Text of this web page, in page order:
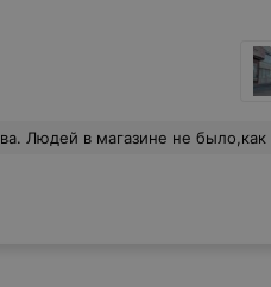
кровяную колбасу вообще страшно было посмотреть.персонал ходил разговаривал по телефонам,никакого внимания на нас,никакого интереса к покупателям.раньше было намного лучше